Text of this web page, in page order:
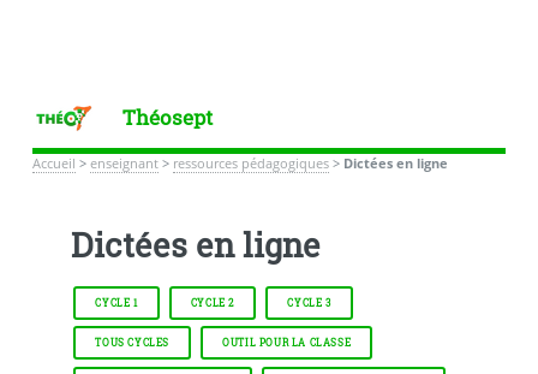
Théosept
Accueil > enseignant> ressources pédagogiques> Dictées en ligne
Dictées en ligne
CYCLE 1 CYCLE 2 CYCLE 3
TOUS CYCLES OUTIL POUR LA CLASSE